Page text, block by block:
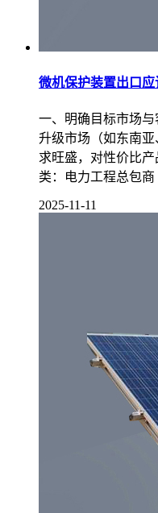
微机保护装置出口
一、明确目标市场
升级市场（如东南
求旺盛，对性价比
类：电力工程总包商
2025-11-11